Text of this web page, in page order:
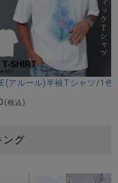
ジャケット/全1色
アルール)半袖Tシャツ/1色
(税込)
ング